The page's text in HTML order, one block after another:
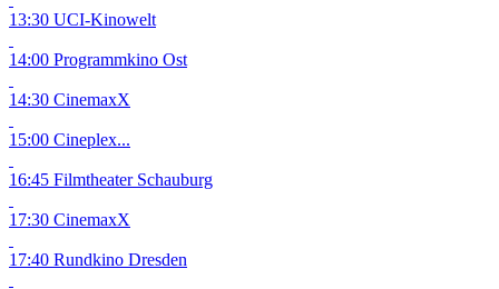
13:30 UCI-Kinowelt
14:00 Programmkino Ost
14:30 CinemaxX
15:00 Cineplex...
16:45 Filmtheater Schauburg
17:30 CinemaxX
17:40 Rundkino Dresden